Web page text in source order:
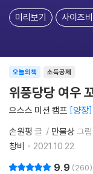
미리보기 사이즈
소득공제
오늘의책
위풍당당 여우
으스스 미션 캠프 양장
손원평 글 만물상 그림
창비
2021.10.22.
9.9 260